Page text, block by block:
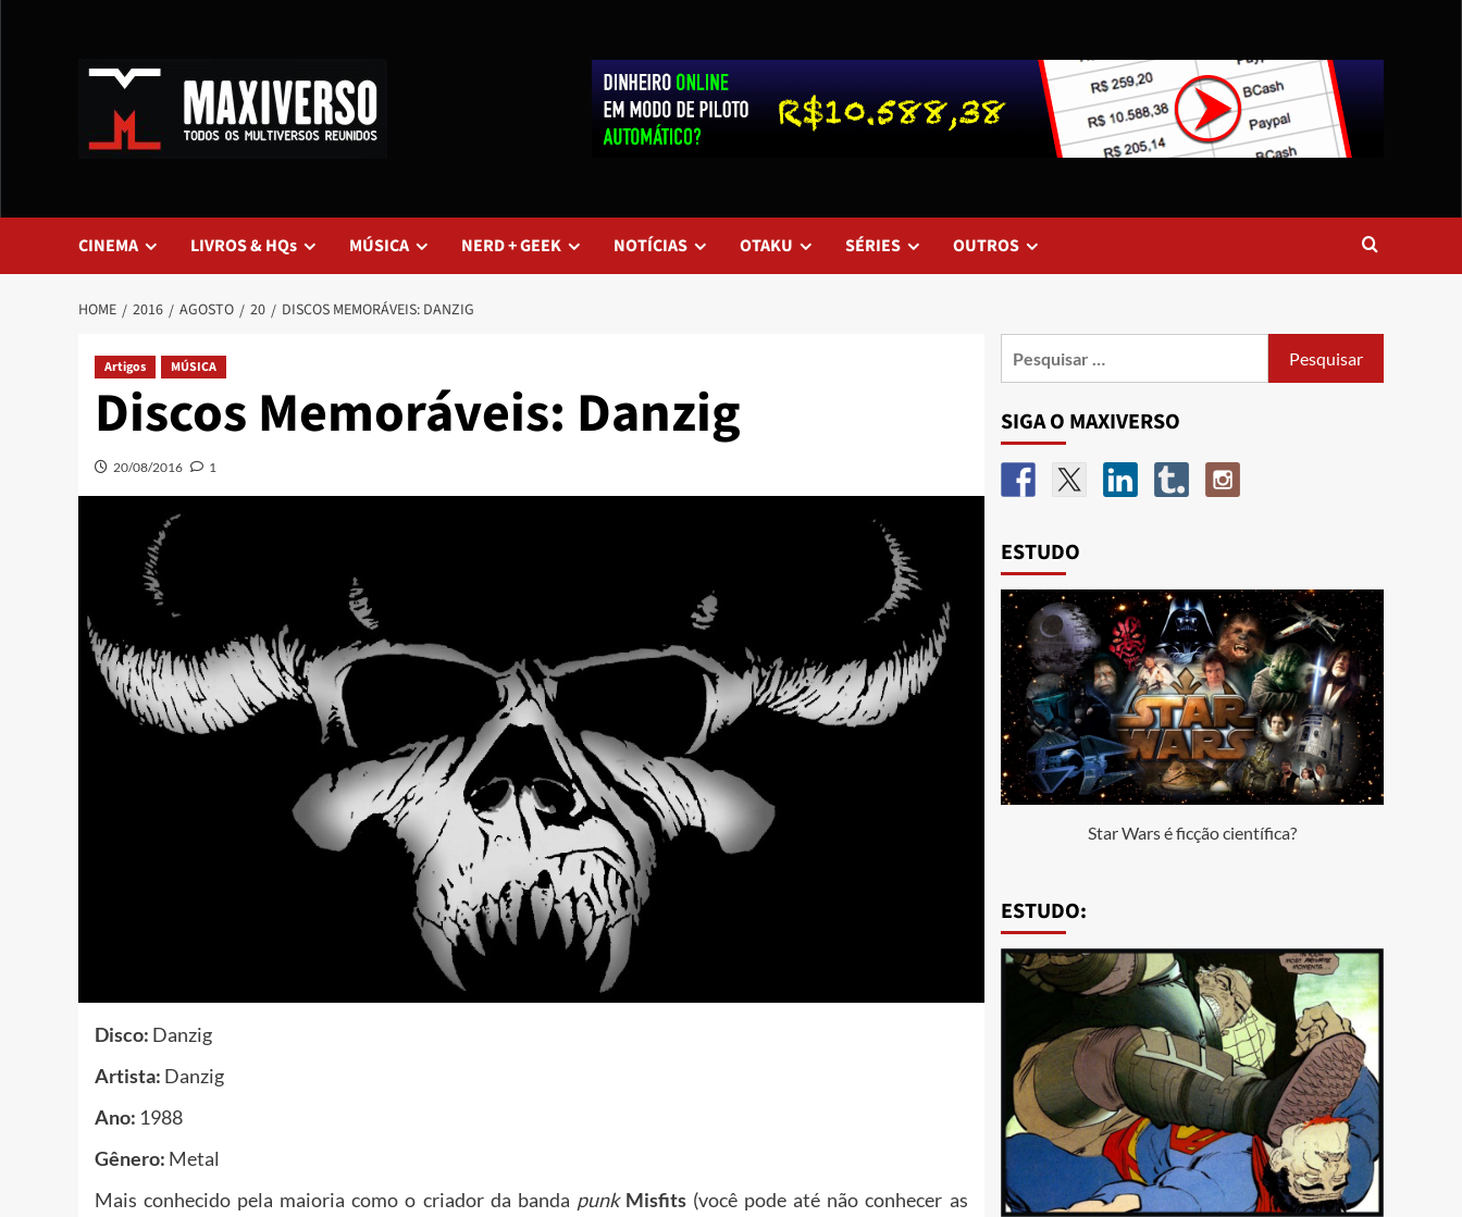
CINEMA LIVROS & HQs MÚSICA NERD + GEEK NOTÍCIAS OTAKU SÉRIES OUTROS
HOME 2016 AGOSTO 20 DISCOS MEMORÁVEIS: DANZIG
Artigos MÚSICA
Discos Memoráveis: Danzig
20/08/2016 1
Disco: Danzig
Artista: Danzig
Ano: 1988
Gênero: Metal
Mais conhecido pela maioria como o criador da banda punk Misfits (você pode até não conhecer as
SIGA O MAXIVERSO
ESTUDO
Star Wars é ficção científica?
ESTUDO: